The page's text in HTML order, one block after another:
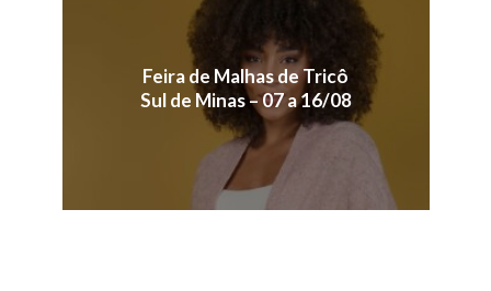
Feira de Malhas de Tricô
Sul de Minas – 07 a 16/08